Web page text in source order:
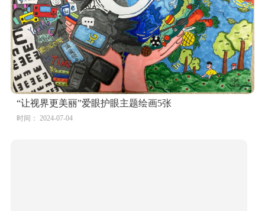
“让视界更美丽”爱眼护眼主题绘画5张
时间： 2024-07-04